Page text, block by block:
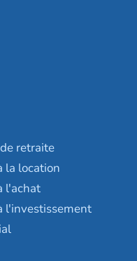
Médicis
retraite
la location
l'achat
l'investissement